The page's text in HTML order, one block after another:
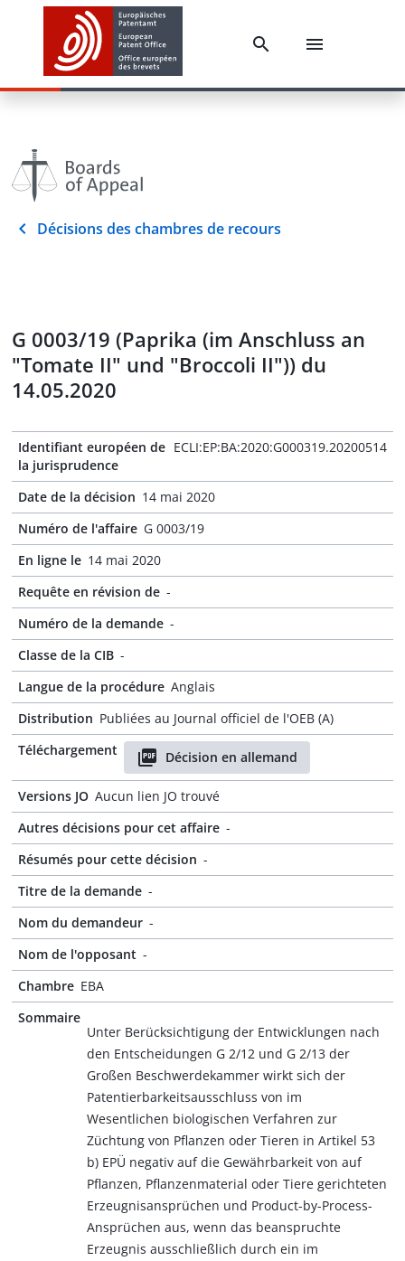
Décisions des chambres de recours
G 0003/19 (Paprika (im Anschluss an
"Tomate II" und "Broccoli II")) du
14.05.2020
Identifiant européen de
la jurisprudence
ECLI:EP:BA:2020:G000319.20200514
Date de la décision 14 mai 2020
Numéro de l'affaire G 0003/19
En ligne le 14 mai 2020
Requête en révision de -
Numéro de la demande -
Classe de la CIB -
Langue de la procédure Anglais
Distribution Publiées au Journal officiel de l'OEB (A)
Téléchargement
Décision en allemand
Versions JO Aucun lien JO trouvé
Autres décisions pour cet affaire -
Résumés pour cette décision -
Titre de la demande -
Nom du demandeur -
Nom de l'opposant -
Chambre EBA
Sommaire
Unter Berücksichtigung der Entwicklungen nach
den Entscheidungen G 2/12 und G 2/13 der
Großen Beschwerdekammer wirkt sich der
Patentierbarkeitsausschluss von im
Wesentlichen biologischen Verfahren zur
Züchtung von Pflanzen oder Tieren in Artikel 53
b) EPÜ negativ auf die Gewährbarkeit von auf
Pflanzen, Pflanzenmaterial oder Tiere gerichteten
Erzeugnisansprüchen und Product-by-Process-
Ansprüchen aus, wenn das beanspruchte
Erzeugnis ausschließlich durch ein im